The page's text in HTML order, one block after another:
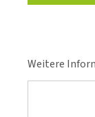
Weitere